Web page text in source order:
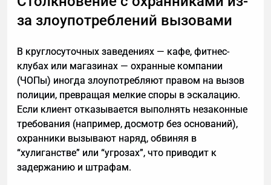
начинать, пока не понятны ключевые параметры
всей конструкции.
за злоупотреблений вызовами
В круглосуточных заведениях — кафе, фитнес-
клубах или магазинах — охранные компании
(ЧОПы) иногда злоупотребляют правом на вызов
полиции, превращая мелкие споры в эскалацию.
Если клиент отказывается выполнять незаконные
требования (например, досмотр без оснований),
охранники вызывают наряд, обвиняя в
“хулиганстве” или “угрозах”, что приводит к
задержанию и штрафам.